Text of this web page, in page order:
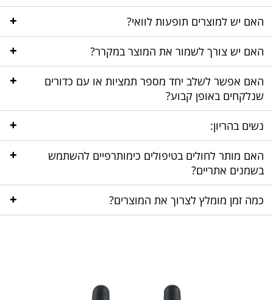
האם יש למוצרים תופעות לוואי? +
האם יש צורך לשמור את המוצר במקרר? +
האם אפשר לשלב יחד מספר תמציות או עם כדורים
שנלקחים באופן קבוע?
+
נשים בהריון: +
האם מותר לחולים בטיפולים כימותרפיים להשתמש
בשמנים אתריים?
+
כמה זמן מומלץ לצרוך את המוצרים? +